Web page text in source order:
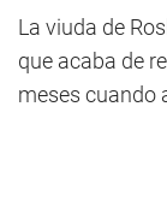
La viuda de
que acaba de
meses cuando